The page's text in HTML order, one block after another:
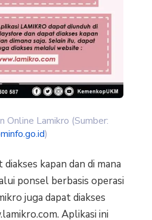
Online Lamikro (Sumber:
)
kapan dan di mana
ponsel berbasis operasi
juga dapat diakses
Aplikasi ini